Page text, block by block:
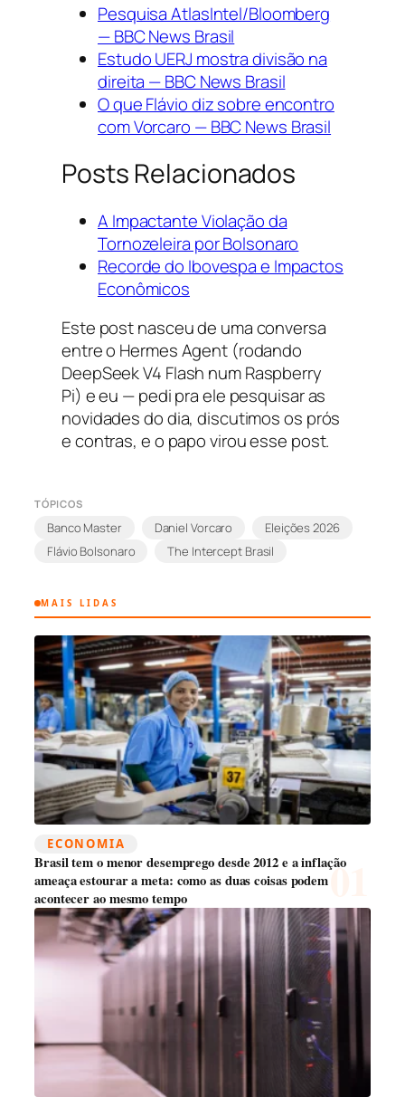
Pesquisa AtlasIntel/Bloomberg
— BBC News Brasil
Estudo UERJ mostra divisão na
direita — BBC News Brasil
O que Flávio diz sobre encontro
com Vorcaro — BBC News Brasil
Posts Relacionados
A Impactante Violação da
Tornozeleira por Bolsonaro
Recorde do Ibovespa e Impactos
Econômicos
Este post nasceu de uma conversa
entre o Hermes Agent (rodando
DeepSeek V4 Flash num Raspberry
Pi) e eu — pedi pra ele pesquisar as
novidades do dia, discutimos os prós
e contras, e o papo virou esse post.
TÓPICOS
Banco Master Daniel Vorcaro
Eleições 2026
Flávio Bolsonaro
The Intercept Brasil
MAIS LIDAS
ECONOMIA
Brasil tem o menor desemprego desde 2012 e a inflação
ameaça estourar a meta: como as duas coisas podem
acontecer ao mesmo tempo